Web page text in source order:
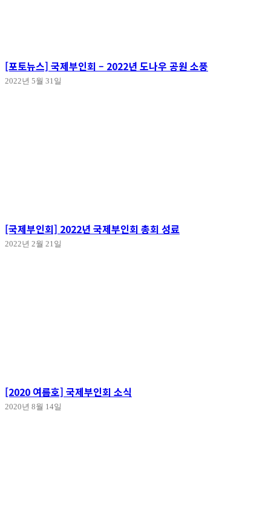
[포토뉴스] 국제부인회 – 2022년 도나우 공원 소풍
2022년 5월 31일
[국제부인회] 2022년 국제부인회 총회 성료
2022년 2월 21일
[2020 여름호] 국제부인회 소식
2020년 8월 14일